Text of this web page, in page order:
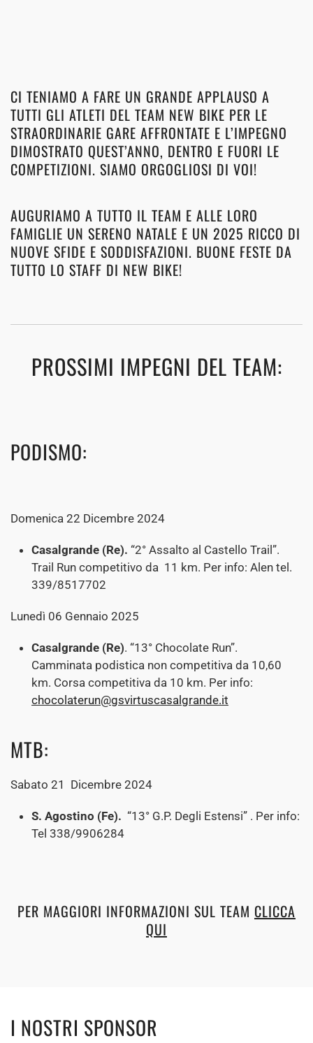
CI TENIAMO A FARE UN GRANDE APPLAUSO A
TUTTI GLI ATLETI DEL TEAM NEW BIKE PER LE
STRAORDINARIE GARE AFFRONTATE E L’IMPEGNO
DIMOSTRATO QUEST’ANNO, DENTRO E FUORI LE
COMPETIZIONI. SIAMO ORGOGLIOSI DI VOI!
AUGURIAMO A TUTTO IL TEAM E ALLE LORO
FAMIGLIE UN SERENO NATALE E UN 2025 RICCO DI
NUOVE SFIDE E SODDISFAZIONI. BUONE FESTE DA
TUTTO LO STAFF DI NEW BIKE!
PROSSIMI IMPEGNI DEL TEAM:
PODISMO:
Domenica 22 Dicembre 2024
Casalgrande (Re). “2° Assalto al Castello Trail”.
Trail Run competitivo da 11 km. Per info: Alen tel.
339/8517702
Lunedì 06 Gennaio 2025
Casalgrande (Re). “13° Chocolate Run”.
Camminata podistica non competitiva da 10,60
km. Corsa competitiva da 10 km. Per info:
chocolaterun@gsvirtuscasalgrande.it
MTB:
Sabato 21 Dicembre 2024
S. Agostino (Fe). “13° G.P. Degli Estensi” . Per info:
Tel 338/9906284
PER MAGGIORI INFORMAZIONI SUL TEAM CLICCA
QUI
I NOSTRI SPONSOR